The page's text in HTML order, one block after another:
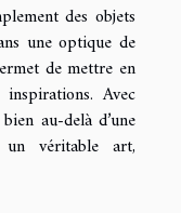
des objets
une optique de
de mettre en
Avec
au-delà d’une
véritable art,